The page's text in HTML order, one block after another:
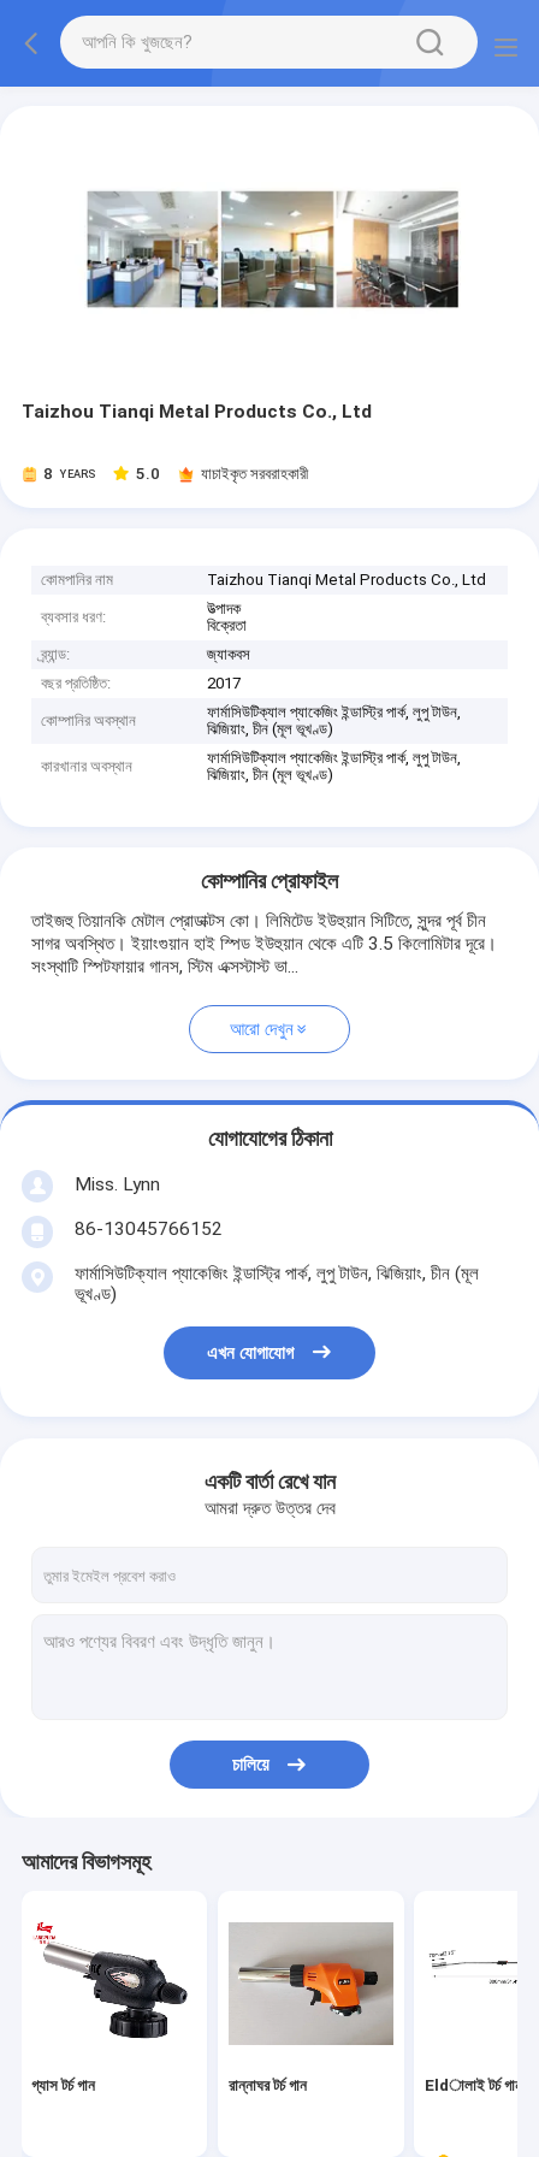
Taizhou Tianqi Metal Products Co., Ltd
8 YEARS 5.0 যাচাইকৃত সরবরাহকারী
কোমপানির নাম Taizhou Tianqi Metal Products Co., Ltd
ব্যবসার ধরণ:
উত্পাদক
বিক্রেতা
ব্র্যান্ড:
জ্যাকবস
বছর প্রতিষ্ঠিত:
2017
কোম্পানির অবস্থান
ফার্মাসিউটিক্যাল প্যাকেজিং ইন্ডাস্ট্রি পার্ক, লুপু টাউন,
ঝিজিয়াং, চীন (মূল ভূখণ্ড)
কারখানার অবস্থান
ফার্মাসিউটিক্যাল প্যাকেজিং ইন্ডাস্ট্রি পার্ক, লুপু টাউন,
ঝিজিয়াং, চীন (মূল ভূখণ্ড)
কোম্পানির প্রোফাইল
তাইজহু তিয়ানকি মেটাল প্রোডাক্টস কো। লিমিটেড ইউহুয়ান সিটিতে, সুন্দর পূর্ব চীন
সাগর অবস্থিত। ইয়াংগুয়ান হাই স্পিড ইউহুয়ান থেকে এটি 3.5 কিলোমিটার দূরে।
সংস্থাটি স্পিটফায়ার গানস, স্টিম এক্সস্টাস্ট ভা...
আরো দেখুন
যোগাযোগের ঠিকানা
Miss. Lynn
86-13045766152
ফার্মাসিউটিক্যাল প্যাকেজিং ইন্ডাস্ট্রি পার্ক, লুপু টাউন, ঝিজিয়াং, চীন (মূল
ভূখণ্ড)
এখন যোগাযোগ
একটি বার্তা রেখে যান
আমরা দ্রুত উত্তর দেব
চালিয়ে
আমাদের বিভাগসমূহ
গ্যাস টর্চ গান রান্নাঘর টর্চ গান Eldালাই টর্চ গান